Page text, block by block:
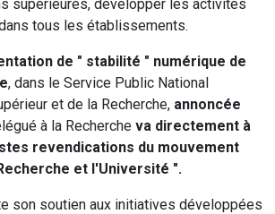
supérieures, développer les activités
tous les établissements.
de " stabilité " numérique de
, dans le Service Public National
et de la Recherche, annoncée
à la Recherche va directement à
revendications du mouvement
et l'Université ".
son soutien aux initiatives développées